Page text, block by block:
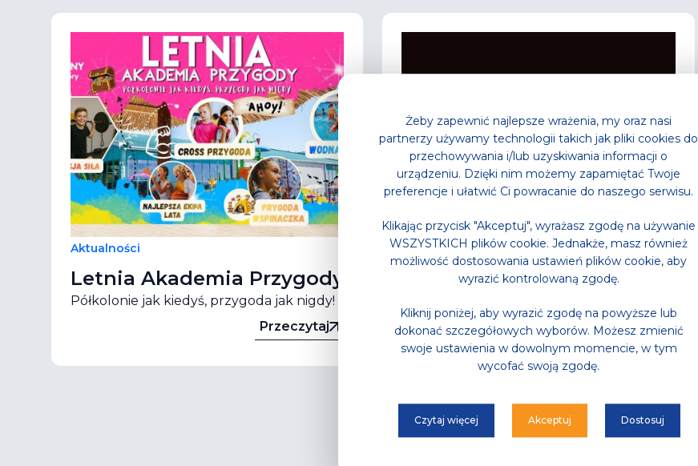
Aktualności
Letnia Akademia Przygody
Półkolonie jak kiedyś, przygoda jak nigdy!
Przeczytaj
Aktualności,Park Wodny
Noc saunowa na którą
wszyscy czekali
Przeczytaj
Żeby zapewnić najlepsze wrażenia, my oraz nasi
partnerzy używamy technologii takich jak pliki cookies do
przechowywania i/lub uzyskiwania informacji o
urządzeniu. Dzięki nim możemy zapamiętać Twoje
preferencje i ułatwić Ci powracanie do naszego serwisu.
Klikając przycisk "Akceptuj", wyrażasz zgodę na używanie
WSZYSTKICH plików cookie. Jednakże, masz również
możliwość dostosowania ustawień plików cookie, aby
wyrazić kontrolowaną zgodę.
Kliknij poniżej, aby wyrazić zgodę na powyższe lub
dokonać szczegółowych wyborów. Możesz zmienić
swoje ustawienia w dowolnym momencie, w tym
wycofać swoją zgodę.
Czytaj więcej Akceptuj Dostosuj